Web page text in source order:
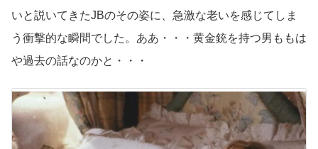
いと説いてきたJBのその姿に、急激な老いを感じてしま
う衝撃的な瞬間でした。ああ・・・黄金銃を持つ男ももは
や過去の話なのかと・・・